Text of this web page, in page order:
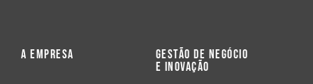
A Empresa
Gestão de Negócio
e Inovação